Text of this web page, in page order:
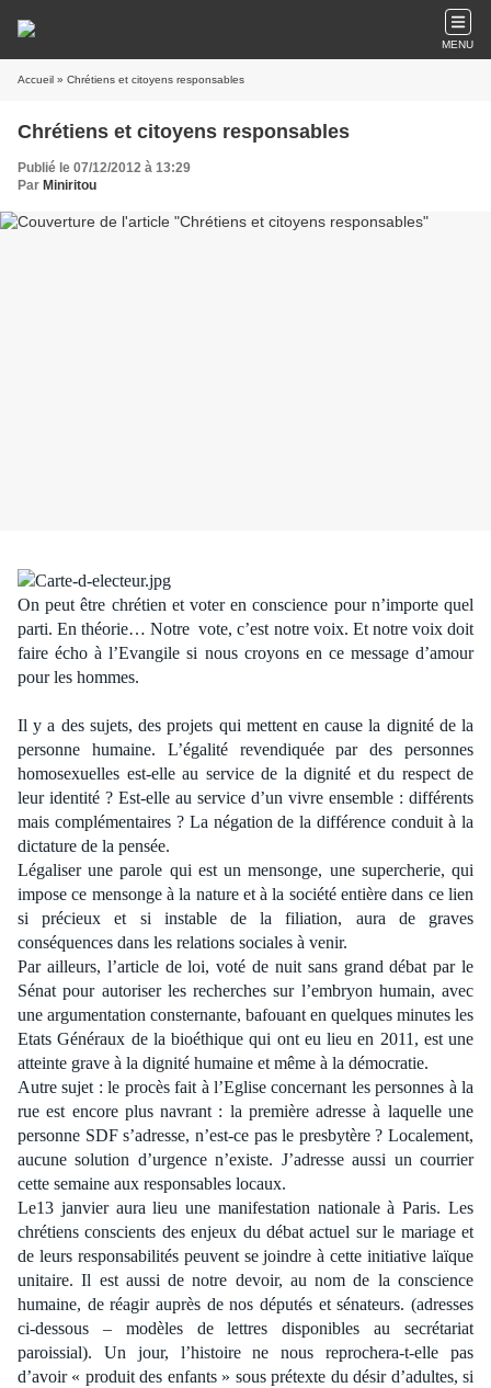
MENU
Accueil » Chrétiens et citoyens responsables
Chrétiens et citoyens responsables
Publié le 07/12/2012 à 13:29
Par Miniritou
On peut être chrétien et voter en conscience pour n’importe quel
parti. En théorie… Notre vote, c’est notre voix. Et notre voix doit
faire écho à l’Evangile si nous croyons en ce message d’amour
pour les hommes.
Il y a des sujets, des projets qui mettent en cause la dignité de la
personne humaine. L’égalité revendiquée par des personnes
homosexuelles est-elle au service de la dignité et du respect de
leur identité ? Est-elle au service d’un vivre ensemble : différents
mais complémentaires ? La négation de la différence conduit à la
dictature de la pensée.
Légaliser une parole qui est un mensonge, une supercherie, qui
impose ce mensonge à la nature et à la société entière dans ce lien
si précieux et si instable de la filiation, aura de graves
conséquences dans les relations sociales à venir.
Par ailleurs, l’article de loi, voté de nuit sans grand débat par le
Sénat pour autoriser les recherches sur l’embryon humain, avec
une argumentation consternante, bafouant en quelques minutes les
Etats Généraux de la bioéthique qui ont eu lieu en 2011, est une
atteinte grave à la dignité humaine et même à la démocratie.
Autre sujet : le procès fait à l’Eglise concernant les personnes à la
rue est encore plus navrant : la première adresse à laquelle une
personne SDF s’adresse, n’est-ce pas le presbytère ? Localement,
aucune solution d’urgence n’existe. J’adresse aussi un courrier
cette semaine aux responsables locaux.
Le13 janvier aura lieu une manifestation nationale à Paris. Les
chrétiens conscients des enjeux du débat actuel sur le mariage et
de leurs responsabilités peuvent se joindre à cette initiative laïque
unitaire. Il est aussi de notre devoir, au nom de la conscience
humaine, de réagir auprès de nos députés et sénateurs. (adresses
ci-dessous – modèles de lettres disponibles au secrétariat
paroissial). Un jour, l’histoire ne nous reprochera-t-elle pas
d’avoir « produit des enfants » sous prétexte du désir d’adultes, si